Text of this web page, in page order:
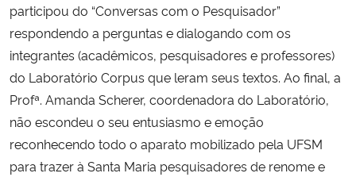
participou do “Conversas com o Pesquisador”
respondendo a perguntas e dialogando com os
integrantes (acadêmicos, pesquisadores e professores)
do Laboratório Corpus que leram seus textos. Ao final, a
Profª. Amanda Scherer, coordenadora do Laboratório,
não escondeu o seu entusiasmo e emoção
reconhecendo todo o aparato mobilizado pela UFSM
para trazer à Santa Maria pesquisadores de renome e